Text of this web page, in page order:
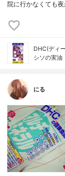
院に行かなくても
DHC(ディ
シソの実油
にる